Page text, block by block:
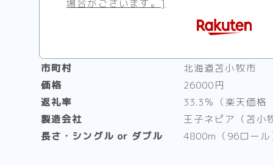
市町村
北海道苫小牧市
価格
26000円
返礼率
33.3％（楽天価
製造会社
王子ネピア（苫小
長さ・シングル or ダブル
4800m（96ロー